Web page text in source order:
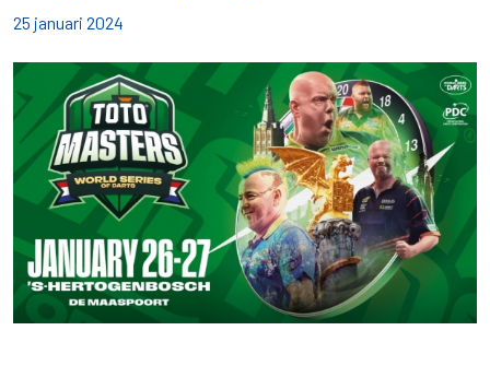
25 januari 2024